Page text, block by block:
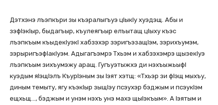
Дэтхэнэ лъэпкъри зы къэралыгъуэ цIыкIу хуэдэщ. Абы и
зэфIэкIыр, быдагъыр, къулеягъыр елъытащ цIыху къэс
лъэпкъым къыдекIуэкI хабзэхэр зэригъэзащIэм, зэрихъумэм,
зэрыригъэфIакIуэм. Адыгагъэмрэ Тхьэм и хабзэхэмрэ щызекIуэ
лъэпкъым зихъумэжу аращ. Гугъуэтыжхэ ди нэхъыжьыфI
куэдым яIэщIэлъ КъурIэным зы Iэят хэтщ: «Тхьэр зи фIэщ мыхъу,
диным темыту, ягу къэкIыр зыщIэу псэухэр бэджым и псэукIэм
ещхьщ…, бэджым и унэм нэхъ унэ махэ щыIэкъым». А Iэятым и